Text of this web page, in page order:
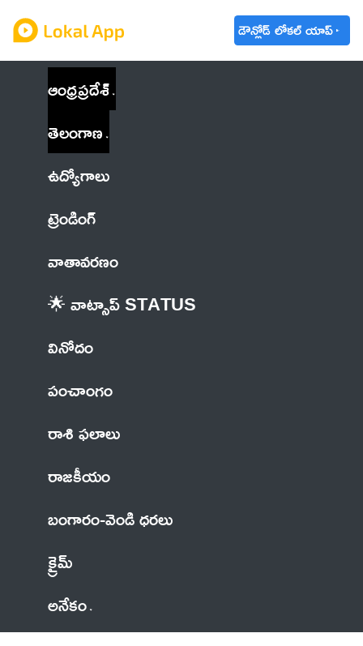
డౌన్లోడ్ లోకల్ యాప్
ఆంధ్రప్రదేశ్
తెలంగాణ
ఉద్యోగాలు
ట్రెండింగ్
వాతావరణం
🌟 వాట్సాప్ STATUS
వినోదం
పంచాంగం
రాశి ఫలాలు
రాజకీయం
బంగారం-వెండి ధరలు
క్రైమ్
అనేకం